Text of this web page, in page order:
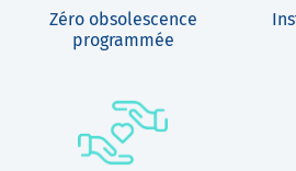
Zéro obsolescence
programmée